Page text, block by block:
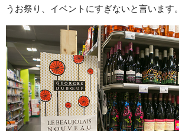
うお祭り、イベントにすぎないと言います。